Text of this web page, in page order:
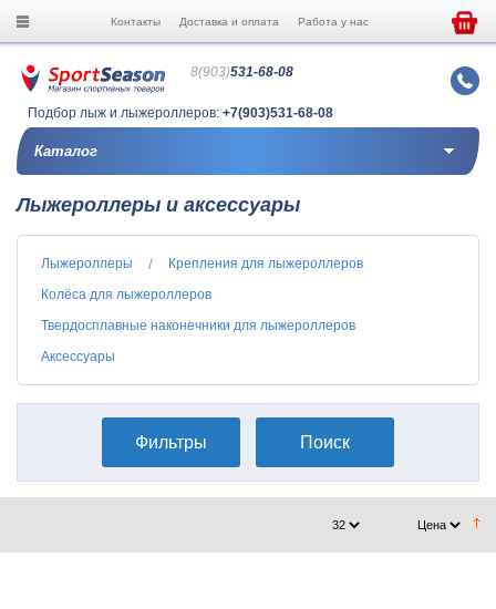
Контакты Доставка и оплата Работа у нас
8(903)531-68-08
Подбор лыж и лыжероллеров: +7(903)531-68-08
Каталог
Лыжероллеры и аксессуары
Лыжероллеры
Крепления для лыжероллеров
Колёса для лыжероллеров
Твердосплавные наконечники для лыжероллеров
Аксессуары
Фильтры Поиск